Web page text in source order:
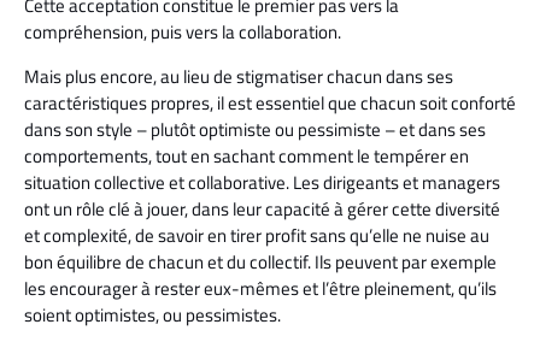
Cette acceptation constitue le premier pas vers la
compréhension, puis vers la collaboration.
Mais plus encore, au lieu de stigmatiser chacun dans ses
caractéristiques propres, il est essentiel que chacun soit conforté
dans son style – plutôt optimiste ou pessimiste – et dans ses
comportements, tout en sachant comment le tempérer en
situation collective et collaborative. Les dirigeants et managers
ont un rôle clé à jouer, dans leur capacité à gérer cette diversité
et complexité, de savoir en tirer profit sans qu’elle ne nuise au
bon équilibre de chacun et du collectif. Ils peuvent par exemple
les encourager à rester eux-mêmes et l’être pleinement, qu’ils
soient optimistes, ou pessimistes.